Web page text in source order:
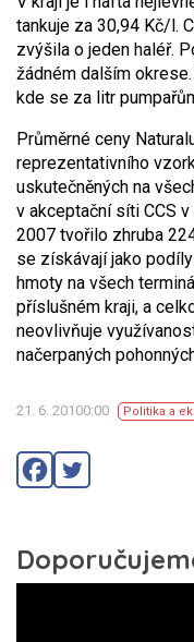
tankuje za 30,94 Kč/l.
zvýšila o jeden haléř.
žádném dalším
kde se za litr
Průměrné ceny
reprezentativního
uskutečněných na
v akceptační síti CCS
2007 tvořilo zhruba
se získávají jako
hmoty na všech
příslušném kraji, a
neovlivňuje
načerpaných
21. 6. 20100:00 Politika a